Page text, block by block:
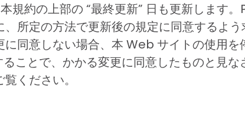
規約の上部の “最終更新” 日も更新します
所定の方法で更新後の規定に同意するよ
同意しない場合、本 Web サイトの使用
ことで、かかる変更に同意したものと見
ください。